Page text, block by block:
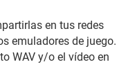
en tus redes
emuladores de juego.
WAV y/o el vídeo en